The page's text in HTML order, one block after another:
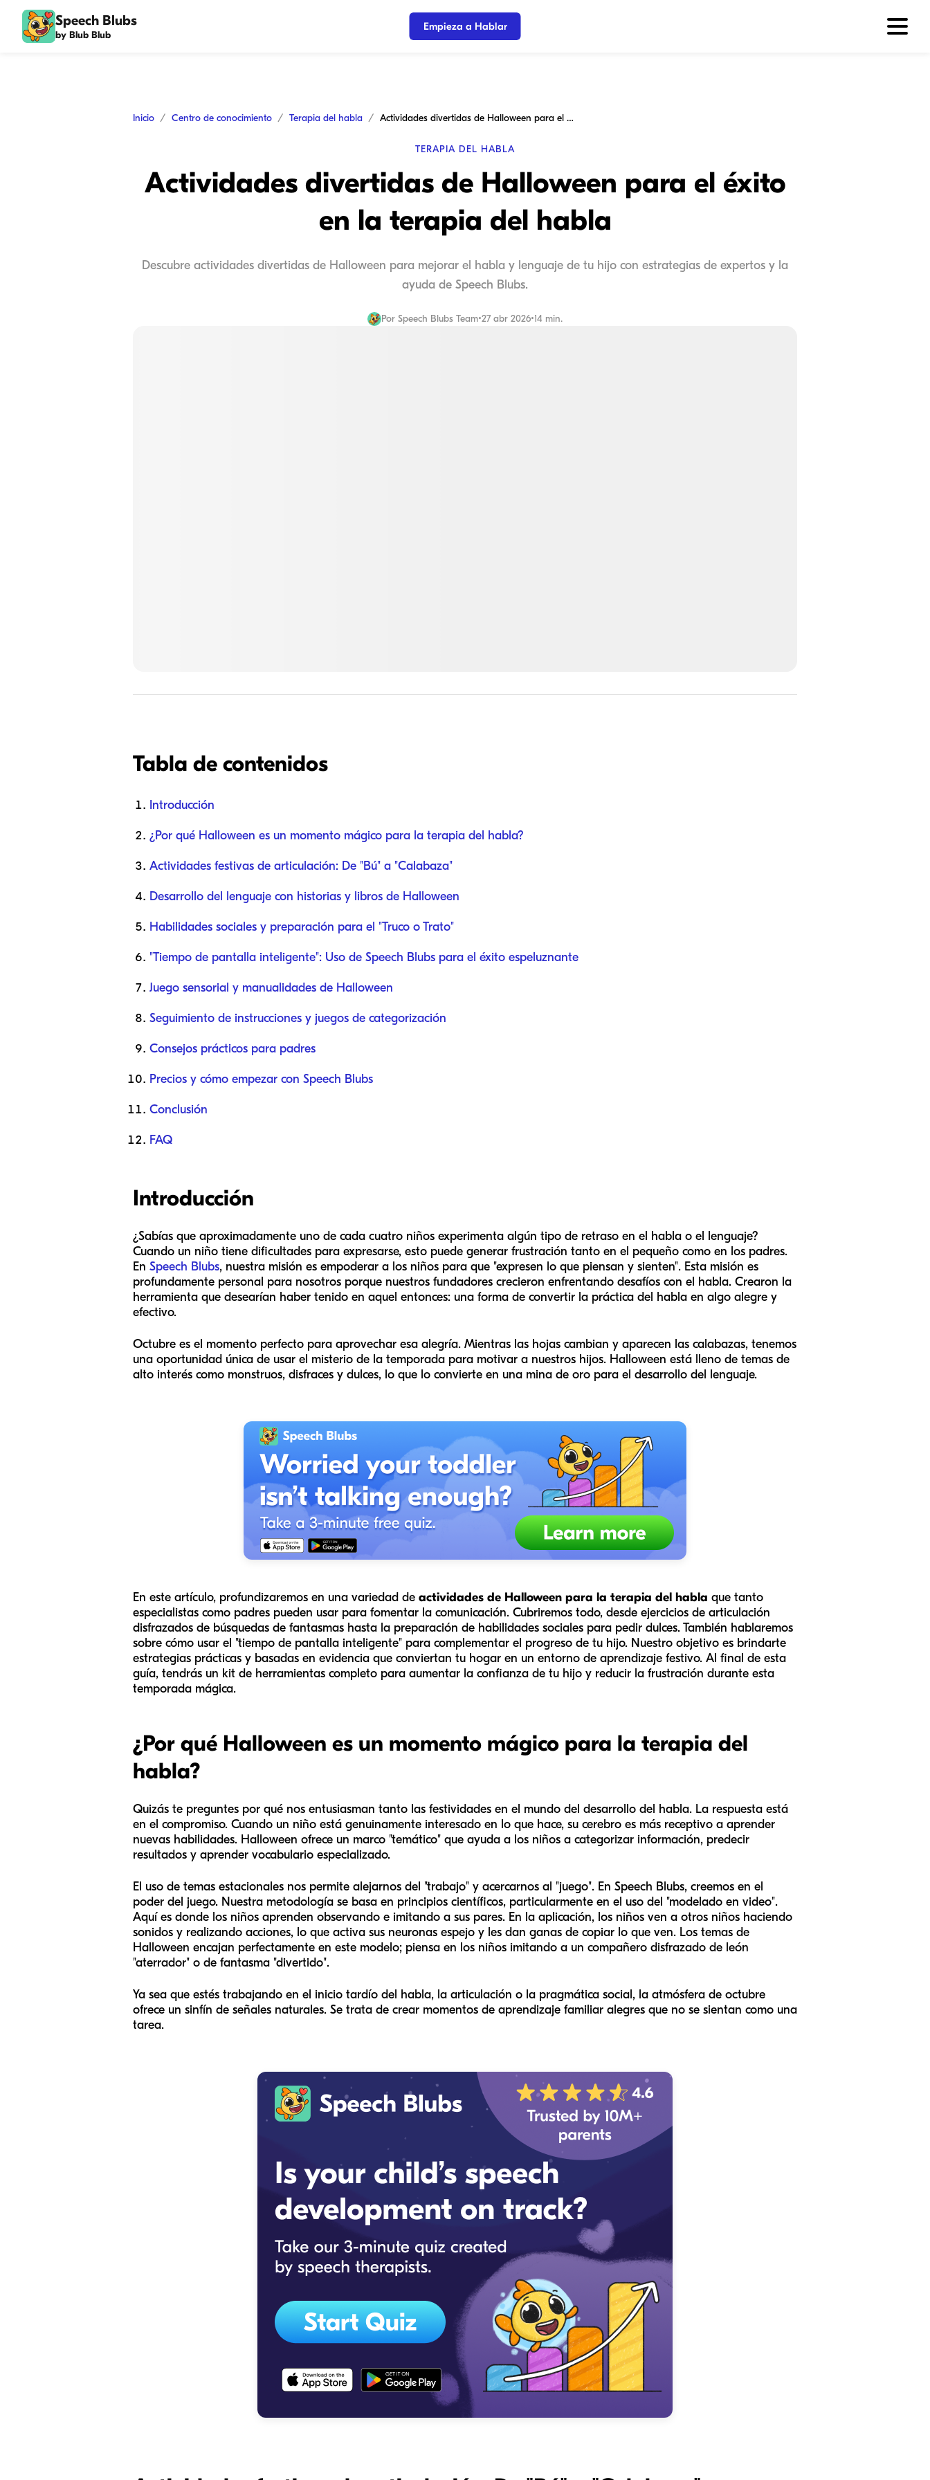
Speech Blubs
by Blub Blub
Empieza a Hablar
Inicio Centro de conocimiento Terapia del habla Actividades divertidas de Halloween para el éxito en la terapia del habla
TERAPIA DEL HABLA
Actividades divertidas de Halloween para el éxito
en la terapia del habla
Descubre actividades divertidas de Halloween para mejorar el habla y lenguaje de tu hijo con estrategias de expertos y la
ayuda de Speech Blubs.
Por Speech Blubs Team•27 abr 2026•14 min.
Tabla de contenidos
Introducción
¿Por qué Halloween es un momento mágico para la terapia del habla?
Actividades festivas de articulación: De "Bú" a "Calabaza"
Desarrollo del lenguaje con historias y libros de Halloween
Habilidades sociales y preparación para el "Truco o Trato"
"Tiempo de pantalla inteligente": Uso de Speech Blubs para el éxito espeluznante
Juego sensorial y manualidades de Halloween
Seguimiento de instrucciones y juegos de categorización
Consejos prácticos para padres
Precios y cómo empezar con Speech Blubs
Conclusión
FAQ
Introducción
¿Sabías que aproximadamente uno de cada cuatro niños experimenta algún tipo de retraso en el habla o el lenguaje?
Cuando un niño tiene dificultades para expresarse, esto puede generar frustración tanto en el pequeño como en los padres.
En Speech Blubs, nuestra misión es empoderar a los niños para que "expresen lo que piensan y sienten". Esta misión es
profundamente personal para nosotros porque nuestros fundadores crecieron enfrentando desafíos con el habla. Crearon la
herramienta que desearían haber tenido en aquel entonces: una forma de convertir la práctica del habla en algo alegre y
efectivo.
Octubre es el momento perfecto para aprovechar esa alegría. Mientras las hojas cambian y aparecen las calabazas, tenemos
una oportunidad única de usar el misterio de la temporada para motivar a nuestros hijos. Halloween está lleno de temas de
alto interés como monstruos, disfraces y dulces, lo que lo convierte en una mina de oro para el desarrollo del lenguaje.
En este artículo, profundizaremos en una variedad de actividades de Halloween para la terapia del habla que tanto
especialistas como padres pueden usar para fomentar la comunicación. Cubriremos todo, desde ejercicios de articulación
disfrazados de búsquedas de fantasmas hasta la preparación de habilidades sociales para pedir dulces. También hablaremos
sobre cómo usar el "tiempo de pantalla inteligente" para complementar el progreso de tu hijo. Nuestro objetivo es brindarte
estrategias prácticas y basadas en evidencia que conviertan tu hogar en un entorno de aprendizaje festivo. Al final de esta
guía, tendrás un kit de herramientas completo para aumentar la confianza de tu hijo y reducir la frustración durante esta
temporada mágica.
¿Por qué Halloween es un momento mágico para la terapia del
habla?
Quizás te preguntes por qué nos entusiasman tanto las festividades en el mundo del desarrollo del habla. La respuesta está
en el compromiso. Cuando un niño está genuinamente interesado en lo que hace, su cerebro es más receptivo a aprender
nuevas habilidades. Halloween ofrece un marco "temático" que ayuda a los niños a categorizar información, predecir
resultados y aprender vocabulario especializado.
El uso de temas estacionales nos permite alejarnos del "trabajo" y acercarnos al "juego". En Speech Blubs, creemos en el
poder del juego. Nuestra metodología se basa en principios científicos, particularmente en el uso del "modelado en video".
Aquí es donde los niños aprenden observando e imitando a sus pares. En la aplicación, los niños ven a otros niños haciendo
sonidos y realizando acciones, lo que activa sus neuronas espejo y les dan ganas de copiar lo que ven. Los temas de
Halloween encajan perfectamente en este modelo; piensa en los niños imitando a un compañero disfrazado de león
"aterrador" o de fantasma "divertido".
Ya sea que estés trabajando en el inicio tardío del habla, la articulación o la pragmática social, la atmósfera de octubre
ofrece un sinfín de señales naturales. Se trata de crear momentos de aprendizaje familiar alegres que no se sientan como una
tarea.